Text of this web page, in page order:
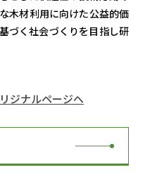
学院等）
木材利用に向けた公益的価
づく社会づくりを目指し研
ジナルページへ